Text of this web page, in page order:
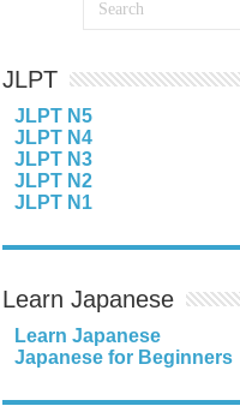
JLPT
JLPT N5
JLPT N4
JLPT N3
JLPT N2
JLPT N1
Learn Japanese
Learn Japanese
Japanese for Beginners